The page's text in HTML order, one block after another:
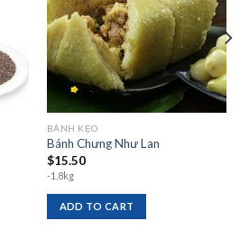
BÁNH KẸO
Bánh Chưng Như Lan
$15.50
-1,8kg
ADD TO CART